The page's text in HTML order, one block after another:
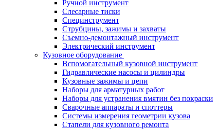
Ручной инструмент
Слесарные тиски
Специнструмент
Струбцины, зажимы и захваты
Съемно-демонтажный инструмент
Электрический инструмент
Кузовное оборудование
Вспомогательный кузовной инструмент
Гидравлические насосы и цилиндры
Кузовные зажимы и цепи
Наборы для арматурных работ
Наборы для устранения вмятин без покраски
Сварочные аппараты и споттеры
Системы измерения геометрии кузова
Стапели для кузовного ремонта